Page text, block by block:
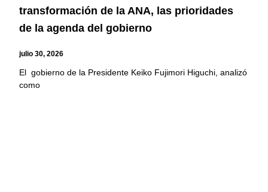
transformación de la ANA, las prioridades
de la agenda del gobierno
julio 30, 2026
El gobierno de la Presidente Keiko Fujimori Higuchi, analizó
como